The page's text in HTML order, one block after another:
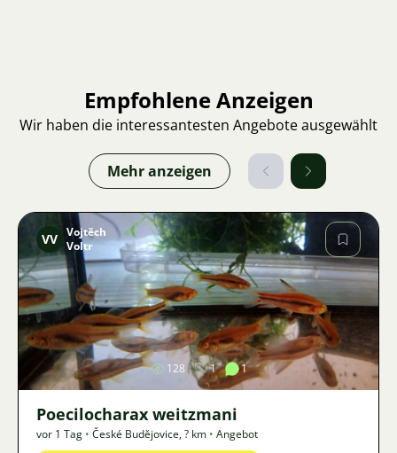
Empfohlene Anzeigen
Wir haben die interessantesten Angebote ausgewählt
Mehr anzeigen
Bild
VV Vojtěch
Voltr
128 1 1
Poecilocharax weitzmani
vor 1 Tag • České Budějovice,? km • Angebot